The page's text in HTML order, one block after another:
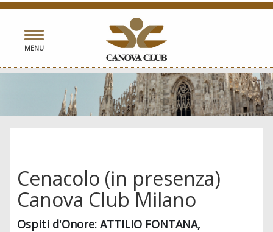
Toggle
navigation
MENU
Cenacolo (in presenza)
Canova Club Milano
Ospiti d'Onore: ATTILIO FONTANA,